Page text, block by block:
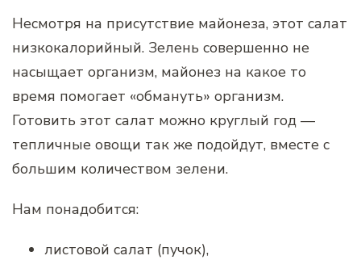
Несмотря на присутствие майонеза, этот салат
низкокалорийный. Зелень совершенно не
насыщает организм, майонез на какое то
время помогает «обмануть» организм.
Готовить этот салат можно круглый год —
тепличные овощи так же подойдут, вместе с
большим количеством зелени.
Нам понадобится:
листовой салат (пучок),